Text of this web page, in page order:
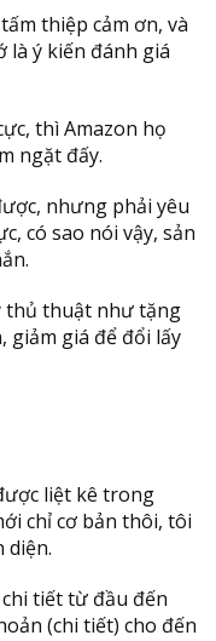
thiệp cảm ơn, và
là ý kiến đánh giá
thì Amazon họ
ngặt đấy.
nhưng phải yêu
có sao nói vậy, sản
thủ thuật như tặng
giảm giá để đổi lấy
liệt kê trong
chỉ cơ bản thôi, tôi
diện.
tiết từ đầu đến
(chi tiết) cho đến